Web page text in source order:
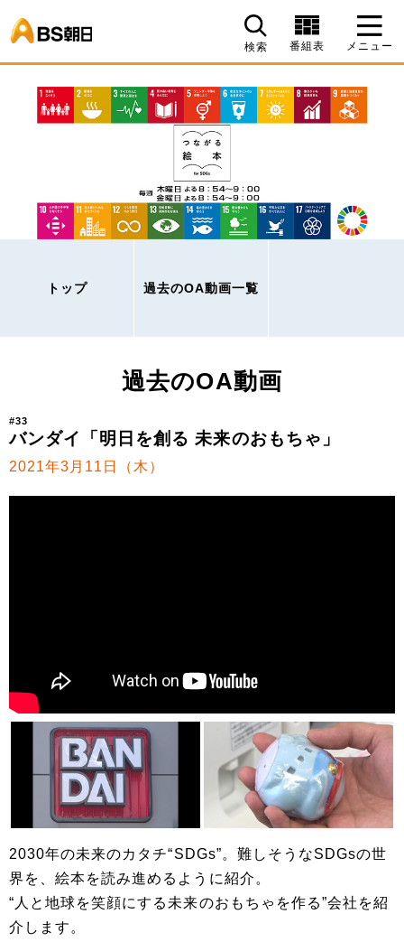
検索 番組表 メニュー
トップ 過去のOA動画一覧
過去のOA動画
#33
バンダイ「明日を創る 未来のおもちゃ」
2021年3月11日（木）
2030年の未来のカタチ“SDGs”。難しそうなSDGsの世
界を、絵本を読み進めるように紹介。
“人と地球を笑顔にする未来のおもちゃを作る”会社を紹
介します。